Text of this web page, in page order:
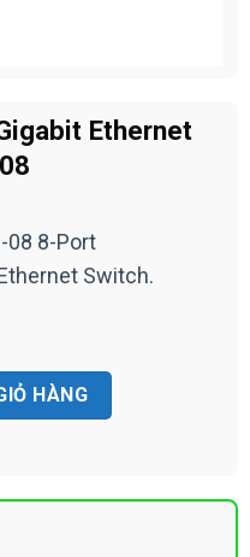
Ethernet
08 8-Port
Switch.
Switch Cisco SG200-08
HÀNG